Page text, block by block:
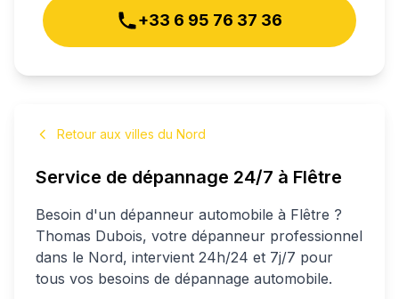
+33 6 95 76 37 36
Retour aux villes du Nord
Service de dépannage 24/7 à Flêtre
Besoin d'un dépanneur automobile à Flêtre ?
Thomas Dubois, votre dépanneur professionnel
dans le Nord, intervient 24h/24 et 7j/7 pour
tous vos besoins de dépannage automobile.